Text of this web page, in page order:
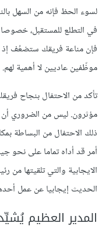
لسوء الحظ فإنه من السهل
في التطلع للمستقبل، خصوصا
فإن مناعة فريقك ستضعُف إذ
موظّفين عاديين لا أهمية لهم.
تأكد من الاحتفال بنجاح
مؤثرون. ليس من الضروري
ذلك الاحتفال من البساطة
أمر قد أداه تماما على نحو
الايجابية والتي تلقيتها
الحديث إيجابيا عن عمل
المدير العظيم